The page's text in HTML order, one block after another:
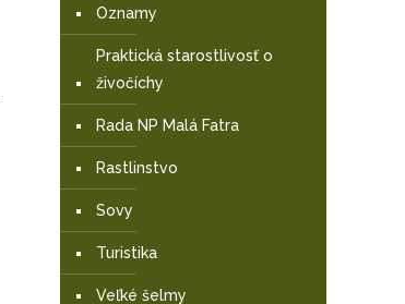
Oznamy
Praktická starostlivosť o
živočíchy
Rada NP Malá Fatra
Rastlinstvo
Sovy
Turistika
Veľké šelmy